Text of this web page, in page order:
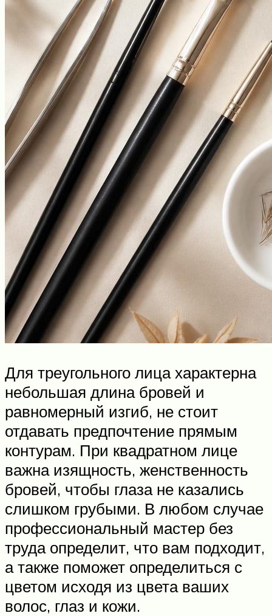
Для треугольного лица характерна
небольшая длина бровей и
равномерный изгиб, не стоит
отдавать предпочтение прямым
контурам. При квадратном лице
важна изящность, женственность
бровей, чтобы глаза не казались
слишком грубыми. В любом случае
профессиональный мастер без
труда определит, что вам подходит,
а также поможет определиться с
цветом исходя из цвета ваших
волос, глаз и кожи.